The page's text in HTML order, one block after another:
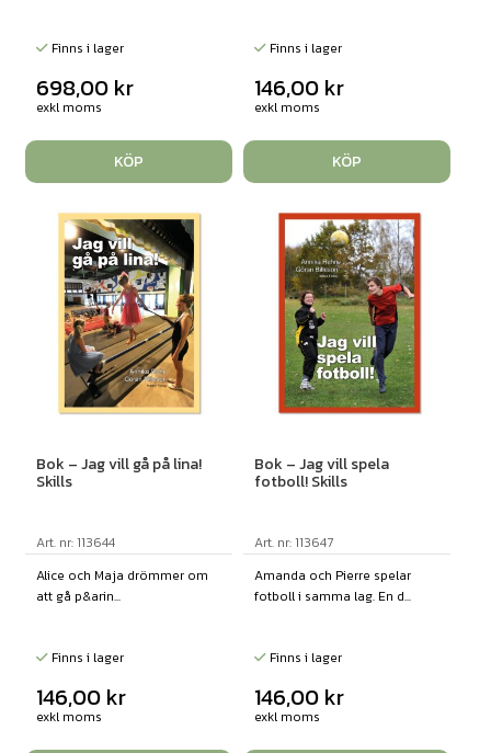
Finns i lager
698,00 kr
exkl moms
KÖP
Finns i lager
146,00 kr
exkl moms
KÖP
Bok – Jag vill gå på lina!
Skills
Art. nr: 113644
Alice och Maja drömmer om
att gå p&arin...
Finns i lager
146,00 kr
exkl moms
Bok – Jag vill spela
fotboll! Skills
Art. nr: 113647
Amanda och Pierre spelar
fotboll i samma lag. En d...
Finns i lager
146,00 kr
exkl moms